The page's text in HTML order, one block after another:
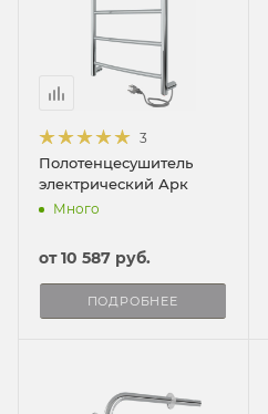
3
Полотенцесушитель
электрический Арк
Много
от10 587 руб.
ПОДРОБНЕЕ